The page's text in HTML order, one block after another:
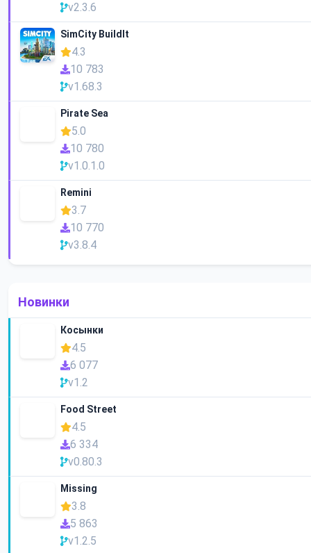
v2.3.6
SimCity BuildIt
4.3
10 783
v1.68.3
Pirate Sea
5.0
10 780
v1.0.1.0
Remini
3.7
10 770
v3.8.4
Новинки
Косынки
4.5
6 077
v1.2
Food Street
4.5
6 334
v0.80.3
Missing
3.8
5 863
v1.2.5